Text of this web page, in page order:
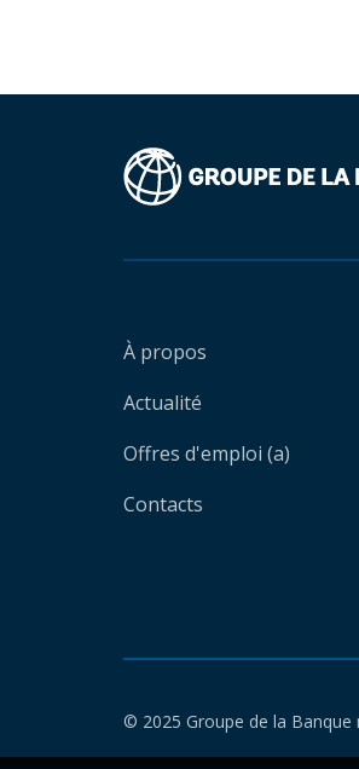
À propos
Actualité
Offres d'emploi (a)
Contacts
© 2025 Groupe de la Banque